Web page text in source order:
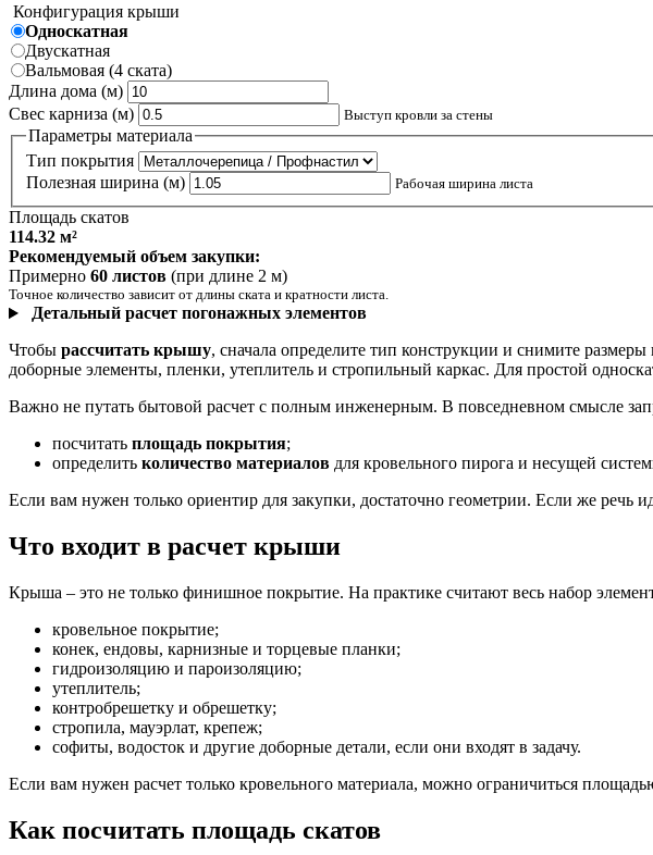
Конфигурация крыши
Односкатная
Двускатная
Вальмовая (4 ската)
Длина дома (м)
Свес карниза (м)
Выступ кровли за стены
Параметры материала
Тип покрытия
Полезная ширина (м)
Рабочая ширина листа
Площадь скатов
114.32 м²
Рекомендуемый объем закупки:
Примерно 60 листов (при длине 2 м)
Точное количество зависит от длины ската и кратности листа.
Детальный расчет погонажных элементов
Чтобы рассчитать крышу, сначала определите тип конструкции и снимите
доборные элементы, пленки, утеплитель и стропильный каркас. Для простой
Важно не путать бытовой расчет с полным инженерным. В повседневном смысле
посчитать площадь покрытия;
определить количество материалов для кровельного пирога и несущей
Если вам нужен только ориентир для закупки, достаточно геометрии. Если же речь
Что входит в расчет крыши
Крыша – это не только финишное покрытие. На практике считают весь набор
кровельное покрытие;
конек, ендовы, карнизные и торцевые планки;
гидроизоляцию и пароизоляцию;
утеплитель;
контробрешетку и обрешетку;
стропила, мауэрлат, крепеж;
софиты, водосток и другие доборные детали, если они входят в задачу.
Если вам нужен расчет только кровельного материала, можно ограничиться
Как посчитать площадь скатов